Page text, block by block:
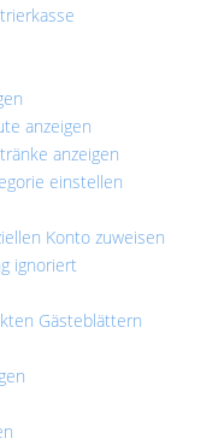
anzeigen
anzeigen
einstellen
Konto zuweisen
ignoriert
Gästeblättern